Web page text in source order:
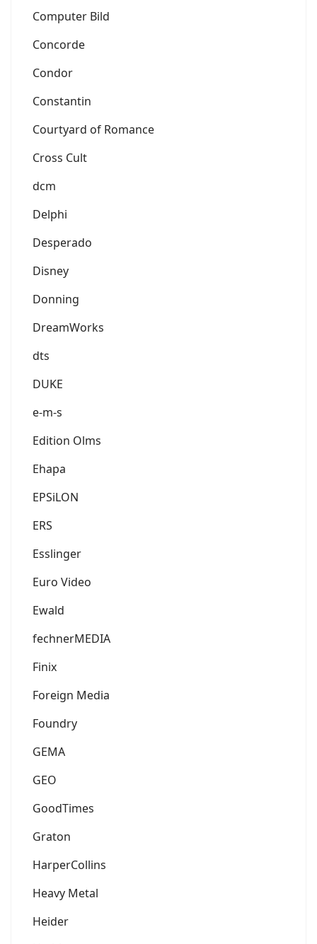
Computer Bild
Concorde
Condor
Constantin
Courtyard of Romance
Cross Cult
dcm
Delphi
Desperado
Disney
Donning
DreamWorks
dts
DUKE
e-m-s
Edition Olms
Ehapa
EPSiLON
ERS
Esslinger
Euro Video
Ewald
fechnerMEDIA
Finix
Foreign Media
Foundry
GEMA
GEO
GoodTimes
Graton
HarperCollins
Heavy Metal
Heider